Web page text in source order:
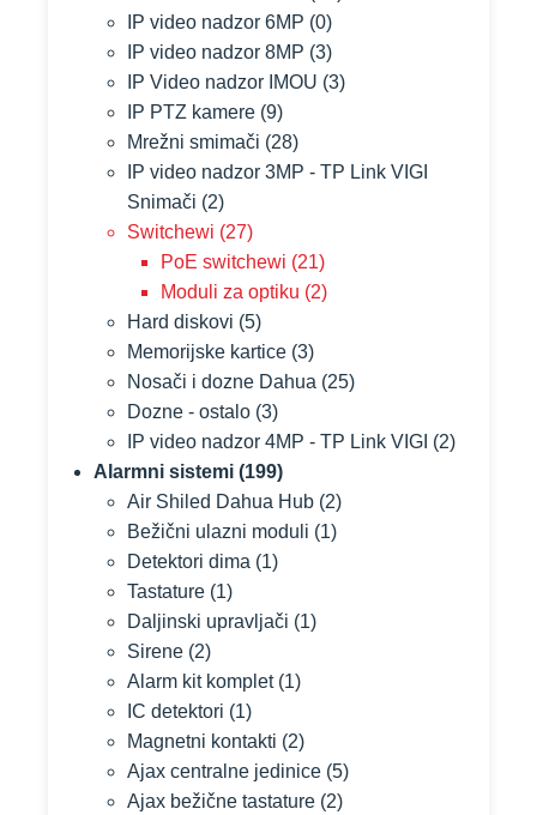
IP video nadzor 6MP (0)
IP video nadzor 8MP (3)
IP Video nadzor IMOU (3)
IP PTZ kamere (9)
Mrežni smimači (28)
IP video nadzor 3MP - TP Link VIGI
Snimači (2)
Switchewi (27)
PoE switchewi (21)
Moduli za optiku (2)
Hard diskovi (5)
Memorijske kartice (3)
Nosači i dozne Dahua (25)
Dozne - ostalo (3)
IP video nadzor 4MP - TP Link VIGI (2)
Alarmni sistemi (199)
Air Shiled Dahua Hub (2)
Bežični ulazni moduli (1)
Detektori dima (1)
Tastature (1)
Daljinski upravljači (1)
Sirene (2)
Alarm kit komplet (1)
IC detektori (1)
Magnetni kontakti (2)
Ajax centralne jedinice (5)
Ajax bežične tastature (2)